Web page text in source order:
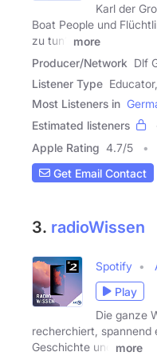
Karl der
Boat People und
zu tun?
more
Producer/Network Dlf
Listener Type
Most Listeners in
Estimated listeners
Apple Rating 4.7/5
Get Email Contact
3. radioWissen
Spotify
Play
Die ganze
recherchiert, spannend
Geschichte und
more